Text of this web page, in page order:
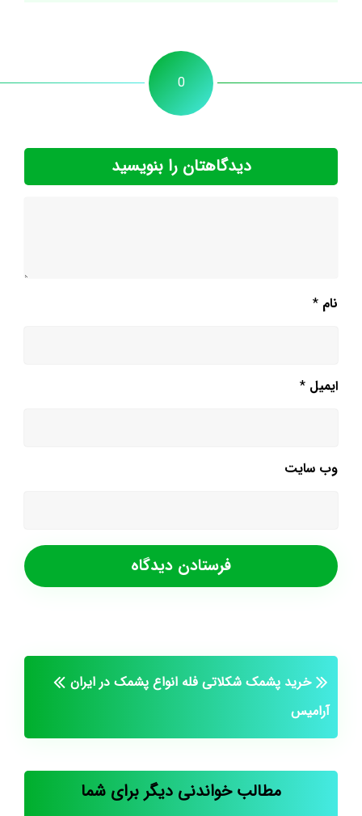
0
دیدگاهتان را بنویسید
نام *
ایمیل *
وب‌ سایت
خرید پشمک شکلاتی فله
آرامیس
انواع پشمک در ایران
مطالب خواندنی دیگر برای شما